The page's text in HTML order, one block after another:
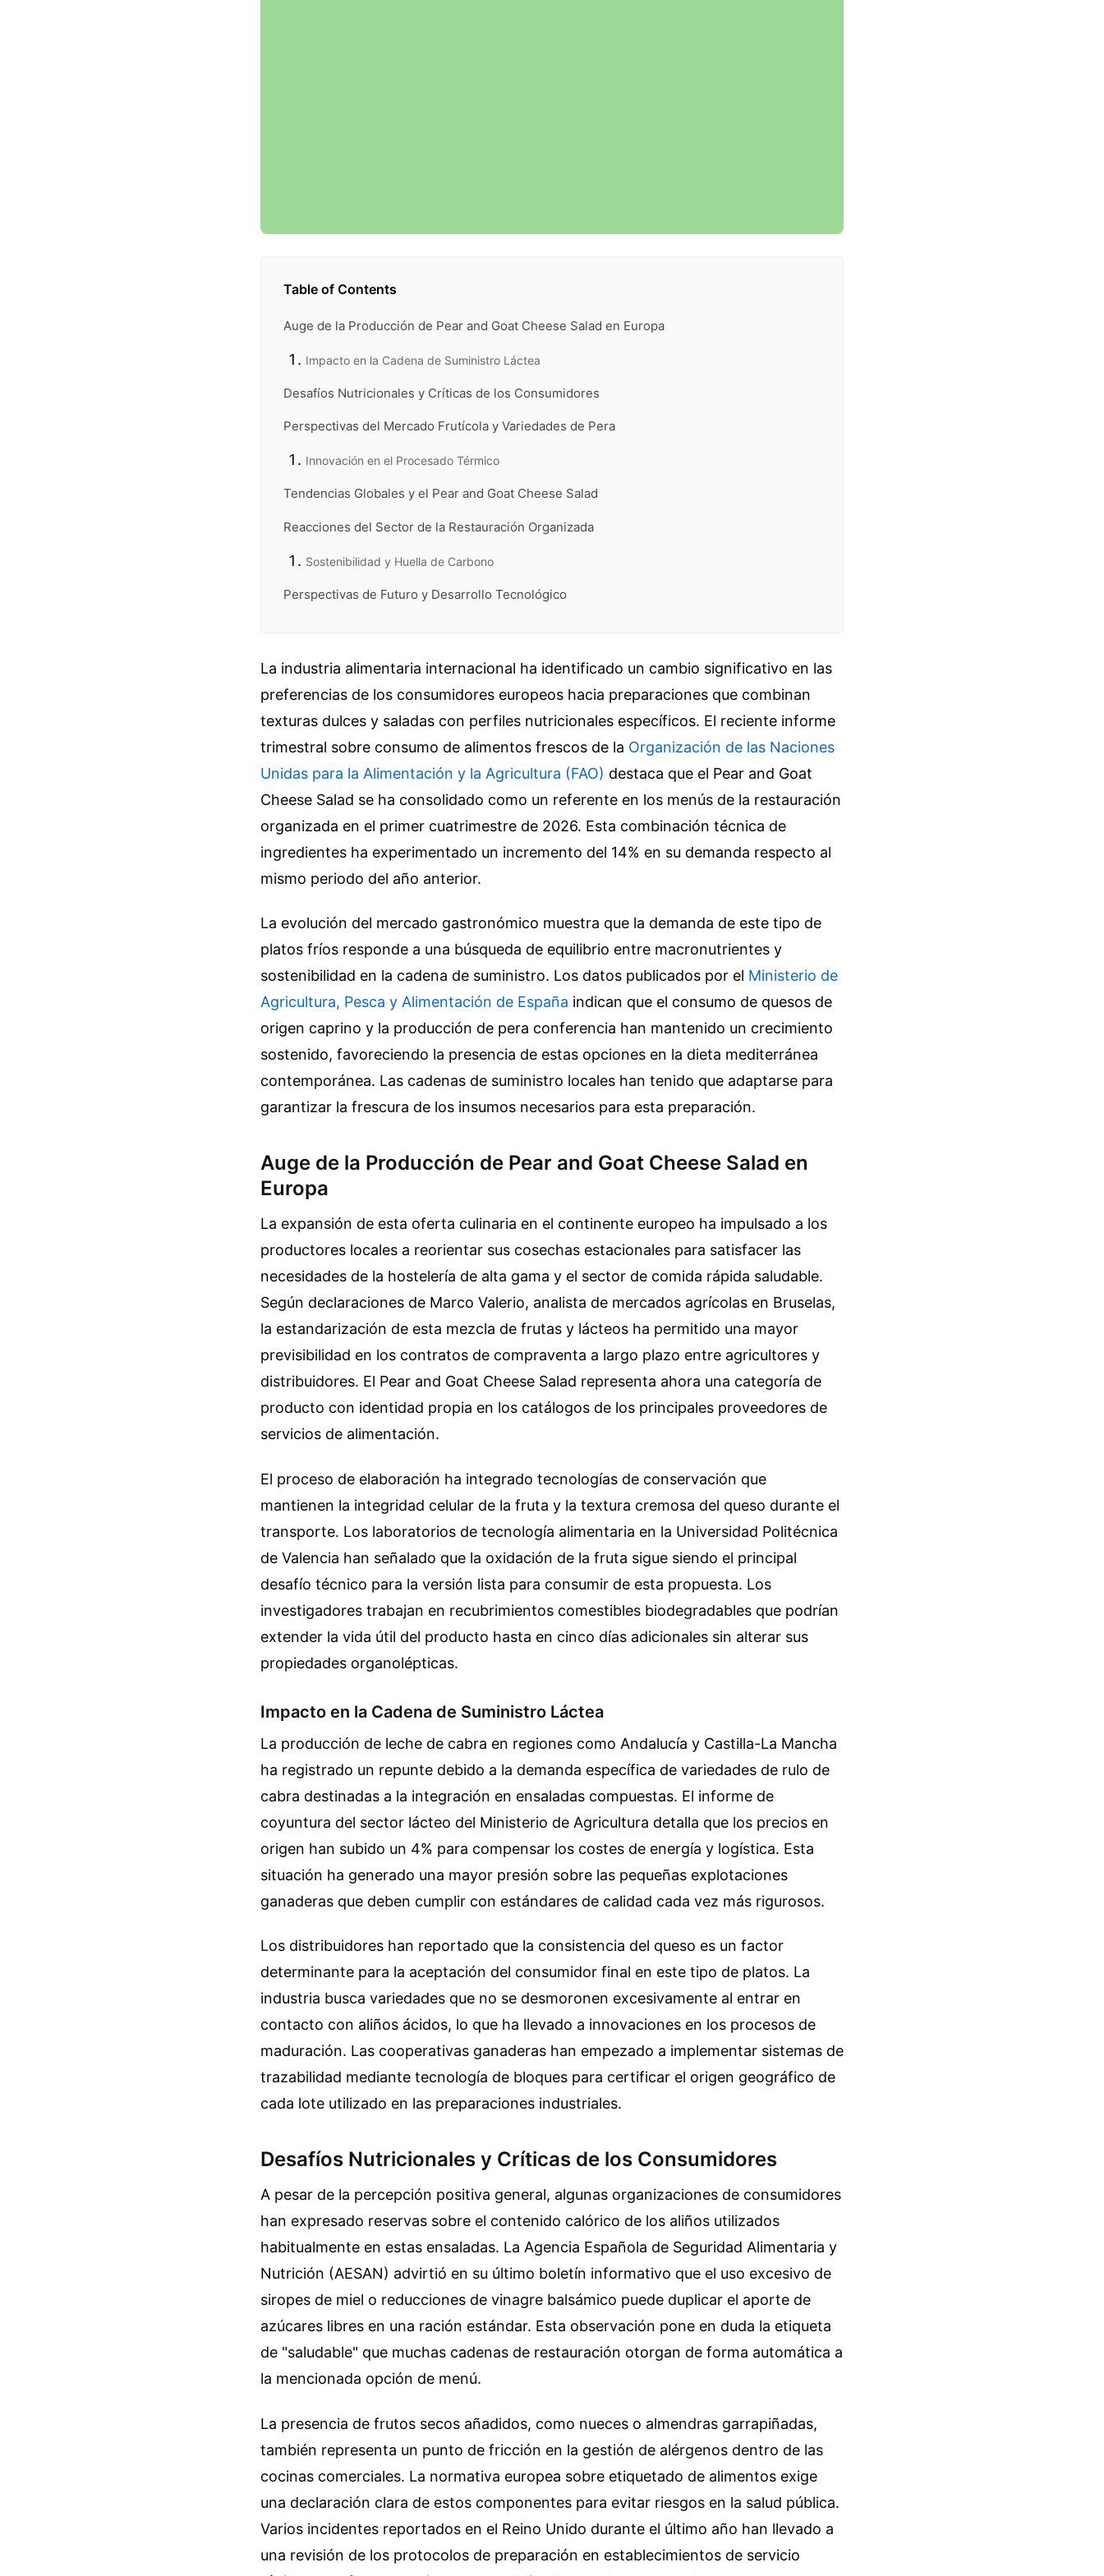
Table of Contents
Auge de la Producción de Pear and Goat Cheese Salad en Europa
Impacto en la Cadena de Suministro Láctea
Desafíos Nutricionales y Críticas de los Consumidores
Perspectivas del Mercado Frutícola y Variedades de Pera
Innovación en el Procesado Térmico
Tendencias Globales y el Pear and Goat Cheese Salad
Reacciones del Sector de la Restauración Organizada
Sostenibilidad y Huella de Carbono
Perspectivas de Futuro y Desarrollo Tecnológico
La industria alimentaria internacional ha identificado un cambio significativo en las
preferencias de los consumidores europeos hacia preparaciones que combinan
texturas dulces y saladas con perfiles nutricionales específicos. El reciente informe
trimestral sobre consumo de alimentos frescos de la Organización de las Naciones
Unidas para la Alimentación y la Agricultura (FAO) destaca que el Pear and Goat
Cheese Salad se ha consolidado como un referente en los menús de la restauración
organizada en el primer cuatrimestre de 2026. Esta combinación técnica de
ingredientes ha experimentado un incremento del 14% en su demanda respecto al
mismo periodo del año anterior.
La evolución del mercado gastronómico muestra que la demanda de este tipo de
platos fríos responde a una búsqueda de equilibrio entre macronutrientes y
sostenibilidad en la cadena de suministro. Los datos publicados por el Ministerio de
Agricultura, Pesca y Alimentación de España indican que el consumo de quesos de
origen caprino y la producción de pera conferencia han mantenido un crecimiento
sostenido, favoreciendo la presencia de estas opciones en la dieta mediterránea
contemporánea. Las cadenas de suministro locales han tenido que adaptarse para
garantizar la frescura de los insumos necesarios para esta preparación.
Auge de la Producción de Pear and Goat Cheese Salad en
Europa
La expansión de esta oferta culinaria en el continente europeo ha impulsado a los
productores locales a reorientar sus cosechas estacionales para satisfacer las
necesidades de la hostelería de alta gama y el sector de comida rápida saludable.
Según declaraciones de Marco Valerio, analista de mercados agrícolas en Bruselas,
la estandarización de esta mezcla de frutas y lácteos ha permitido una mayor
previsibilidad en los contratos de compraventa a largo plazo entre agricultores y
distribuidores. El Pear and Goat Cheese Salad representa ahora una categoría de
producto con identidad propia en los catálogos de los principales proveedores de
servicios de alimentación.
El proceso de elaboración ha integrado tecnologías de conservación que
mantienen la integridad celular de la fruta y la textura cremosa del queso durante el
transporte. Los laboratorios de tecnología alimentaria en la Universidad Politécnica
de Valencia han señalado que la oxidación de la fruta sigue siendo el principal
desafío técnico para la versión lista para consumir de esta propuesta. Los
investigadores trabajan en recubrimientos comestibles biodegradables que podrían
extender la vida útil del producto hasta en cinco días adicionales sin alterar sus
propiedades organolépticas.
Impacto en la Cadena de Suministro Láctea
La producción de leche de cabra en regiones como Andalucía y Castilla-La Mancha
ha registrado un repunte debido a la demanda específica de variedades de rulo de
cabra destinadas a la integración en ensaladas compuestas. El informe de
coyuntura del sector lácteo del Ministerio de Agricultura detalla que los precios en
origen han subido un 4% para compensar los costes de energía y logística. Esta
situación ha generado una mayor presión sobre las pequeñas explotaciones
ganaderas que deben cumplir con estándares de calidad cada vez más rigurosos.
Los distribuidores han reportado que la consistencia del queso es un factor
determinante para la aceptación del consumidor final en este tipo de platos. La
industria busca variedades que no se desmoronen excesivamente al entrar en
contacto con aliños ácidos, lo que ha llevado a innovaciones en los procesos de
maduración. Las cooperativas ganaderas han empezado a implementar sistemas de
trazabilidad mediante tecnología de bloques para certificar el origen geográfico de
cada lote utilizado en las preparaciones industriales.
Desafíos Nutricionales y Críticas de los Consumidores
A pesar de la percepción positiva general, algunas organizaciones de consumidores
han expresado reservas sobre el contenido calórico de los aliños utilizados
habitualmente en estas ensaladas. La Agencia Española de Seguridad Alimentaria y
Nutrición (AESAN) advirtió en su último boletín informativo que el uso excesivo de
siropes de miel o reducciones de vinagre balsámico puede duplicar el aporte de
azúcares libres en una ración estándar. Esta observación pone en duda la etiqueta
de "saludable" que muchas cadenas de restauración otorgan de forma automática a
la mencionada opción de menú.
La presencia de frutos secos añadidos, como nueces o almendras garrapiñadas,
también representa un punto de fricción en la gestión de alérgenos dentro de las
cocinas comerciales. La normativa europea sobre etiquetado de alimentos exige
una declaración clara de estos componentes para evitar riesgos en la salud pública.
Varios incidentes reportados en el Reino Unido durante el último año han llevado a
una revisión de los protocolos de preparación en establecimientos de servicio